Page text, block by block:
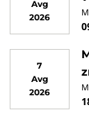
Avg
2026
7
Avg
2026